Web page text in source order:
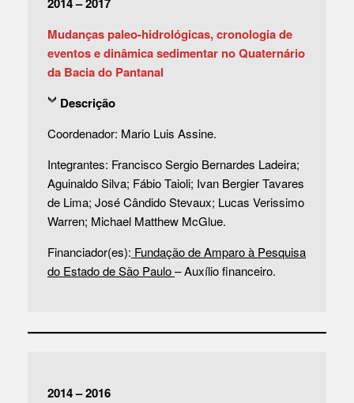
Mudanças paleo-hidrológicas, cronologia de
eventos e dinâmica sedimentar no Quaternário
da Bacia do Pantanal
Descrição
Coordenador: Mario Luis Assine.
Integrantes: Francisco Sergio Bernardes Ladeira;
Aguinaldo Silva; Fábio Taioli; Ivan Bergier Tavares
de Lima; José Cândido Stevaux; Lucas Verissimo
Warren; Michael Matthew McGlue.
Financiador(es): Fundação de Amparo à Pesquisa
do Estado de São Paulo– Auxílio financeiro.
2014 – 2016